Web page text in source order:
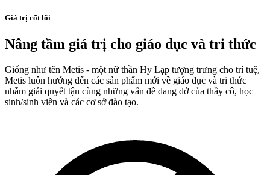
Giá trị cốt lõi
Nâng tầm giá trị cho giáo dục và tri thức
Giống như tên Metis - một nữ thần Hy Lạp tượng trưng cho trí tuệ,
Metis luôn hướng đến các sản phẩm mới về giáo dục và tri thức
nhằm giải quyết tận cùng những vấn đề dang dở của thầy cô, học
sinh/sinh viên và các cơ sở đào tạo.